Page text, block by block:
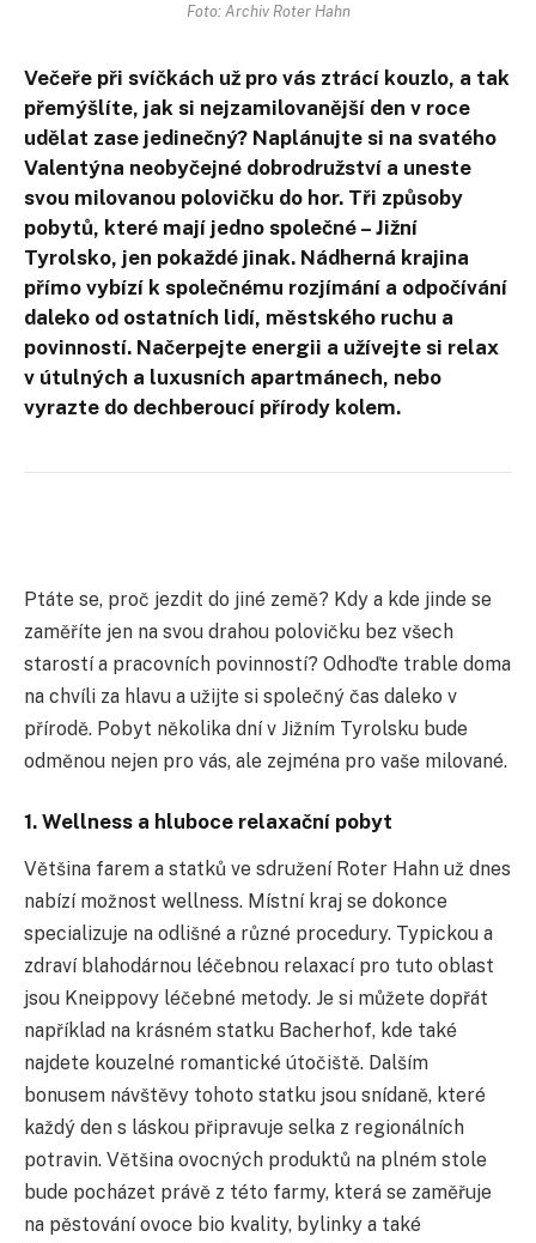
Foto: Archiv Roter Hahn
Večeře při svíčkách už pro vás ztrácí kouzlo, a tak
přemýšlíte, jak si nejzamilovanější den v roce
udělat zase jedinečný? Naplánujte si na svatého
Valentýna neobyčejné dobrodružství a uneste
svou milovanou polovičku do hor. Tři způsoby
pobytů, které mají jedno společné – Jižní
Tyrolsko, jen pokaždé jinak. Nádherná krajina
přímo vybízí k společnému rozjímání a odpočívání
daleko od ostatních lidí, městského ruchu a
povinností. Načerpejte energii a užívejte si relax
v útulných a luxusních apartmánech, nebo
vyrazte do dechberoucí přírody kolem.
Ptáte se, proč jezdit do jiné země? Kdy a kde jinde se
zaměříte jen na svou drahou polovičku bez všech
starostí a pracovních povinností? Odhoďte trable doma
na chvíli za hlavu a užijte si společný čas daleko v
přírodě. Pobyt několika dní v Jižním Tyrolsku bude
odměnou nejen pro vás, ale zejména pro vaše milované.
1. Wellness a hluboce relaxační pobyt
Většina farem a statků ve sdružení Roter Hahn už dnes
nabízí možnost wellness. Místní kraj se dokonce
specializuje na odlišné a různé procedury. Typickou a
zdraví blahodárnou léčebnou relaxací pro tuto oblast
jsou Kneippovy léčebné metody. Je si můžete dopřát
například na krásném statku Bacherhof, kde také
najdete kouzelné romantické útočiště. Dalším
bonusem návštěvy tohoto statku jsou snídaně, které
každý den s láskou připravuje selka z regionálních
potravin. Většina ovocných produktů na plném stole
bude pocházet právě z této farmy, která se zaměřuje
na pěstování ovoce bio kvality, bylinky a také